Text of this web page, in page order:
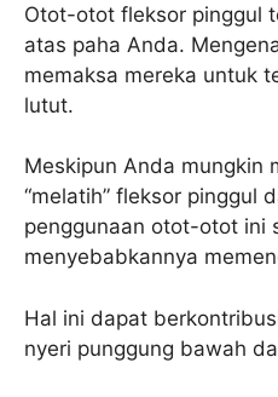
Otot-otot fleksor pinggul
atas paha Anda.
memaksa mereka untuk
lutut.
Meskipun Anda mungkin
“melatih” fleksor pinggul
penggunaan otot-otot ini
menyebabkannya
Hal ini dapat
nyeri punggung bawah